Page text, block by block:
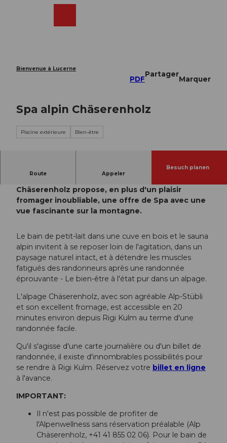
Bienvenue à Lucerne
PDF
Partager
Marquer
Spa alpin Chäserenholz
Piscine extérieure Bien-être
Route Appeler
Besuch planen
Le bien-être pour tous les sens: l'alpage de
Chäserenholz propose, en plus d'un plaisir
fromager inoubliable, une offre de Spa avec une
vue fascinante sur la montagne.
Le bain de petit-lait dans une cuve en bois et le sauna
alpin invitent à se reposer loin de l'agitation, dans un
paysage naturel intact, et à détendre les muscles
fatigués des randonneurs après une randonnée
éprouvante - Le bien-être à l'état pur dans un alpage.
L'alpage Chäserenholz, avec son agréable Alp-Stübli
et son excellent fromage, est accessible en 20
minutes environ depuis Rigi Kulm au terme d'une
randonnée facile.
Qu'il s'agisse d'une carte journalière ou d'un billet de
randonnée, il existe d'innombrables possibilités pour
se rendre à Rigi Kulm. Réservez votre billet en ligne
à l'avance.
IMPORTANT:
Il n'est pas possible de profiter de
l'Alpenwellness sans réservation préalable (Alp
Chäserenholz, +41 41 855 02 06). Pour le bain de